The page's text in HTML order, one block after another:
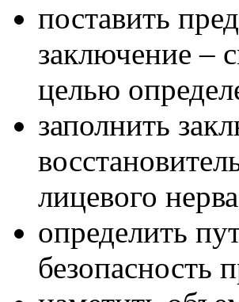
поставить
заключение –
целью
заполнить
лицевого
определить
безопасность